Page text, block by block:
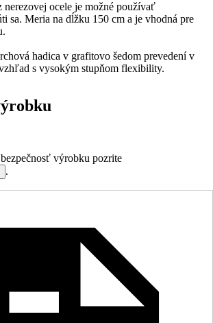
nerezovej ocele je možné používať
sa. Meria na dĺžku 150 cm a je vhodná pre
hadica v grafitovo šedom prevedení v
s vysokým stupňom flexibility.
výrobku pozrite
.